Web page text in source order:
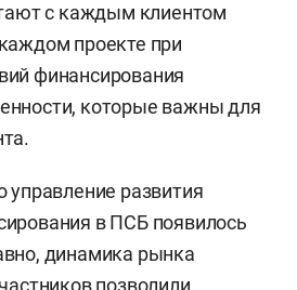
с каждым клиентом
проекте при
финансирования
которые важны для
управление развития
в ПСБ появилось
динамика рынка